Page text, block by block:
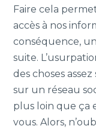
Faire cela
accès à nos
conséquence,
suite.
des choses
sur un réseau
plus loin que ça
vous. Alors,